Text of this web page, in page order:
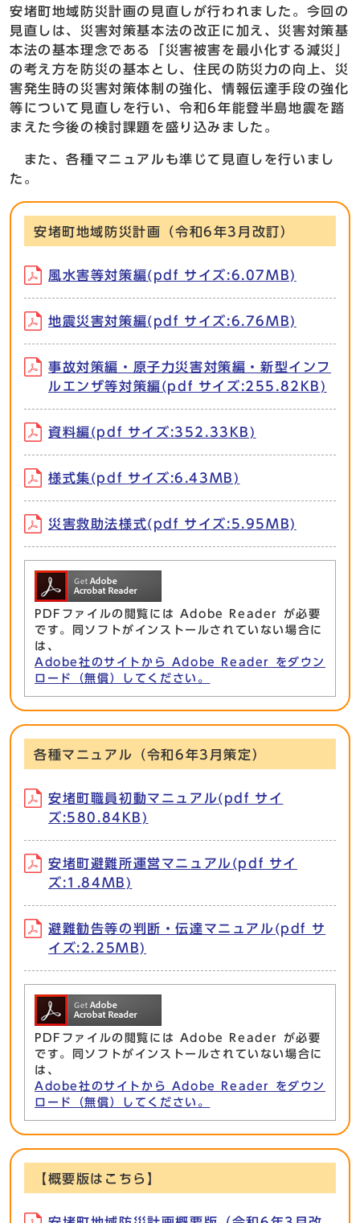
安堵町地域防災計画の見直しが行われました。今回の
見直しは、災害対策基本法の改正に加え、災害対策基
本法の基本理念である「災害被害を最小化する減災」
の考え方を防災の基本とし、住民の防災力の向上、災
害発生時の災害対策体制の強化、情報伝達手段の強化
等について見直しを行い、令和6年能登半島地震を踏
まえた今後の検討課題を盛り込みました。
また、各種マニュアルも準じて見直しを行いまし
た。
安堵町地域防災計画（令和6年3月改訂）
風水害等対策編(pdf サイズ:6.07MB)
地震災害対策編(pdf サイズ:6.76MB)
事故対策編・原子力災害対策編・新型インフ
ルエンザ等対策編(pdf サイズ:255.82KB)
資料編(pdf サイズ:352.33KB)
様式集(pdf サイズ:6.43MB)
災害救助法様式(pdf サイズ:5.95MB)
PDFファイルの閲覧には Adobe Reader が必要
です。同ソフトがインストールされていない場合に
は、
Adobe社のサイトから Adobe Reader をダウン
ロード（無償）してください。
各種マニュアル（令和6年3月策定）
安堵町職員初動マニュアル(pdf サイ
ズ:580.84KB)
安堵町避難所運営マニュアル(pdf サイ
ズ:1.84MB)
避難勧告等の判断・伝達マニュアル(pdf サ
イズ:2.25MB)
PDFファイルの閲覧には Adobe Reader が必要
です。同ソフトがインストールされていない場合に
は、
Adobe社のサイトから Adobe Reader をダウン
ロード（無償）してください。
【概要版はこちら】